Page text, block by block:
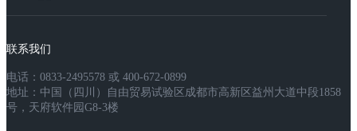
联系我们
电话：0833-2495578 或 400-672-0899
地址：中国（四川）自由贸易试验区成都市高新区益州大道中段1858
号，天府软件园G8-3楼